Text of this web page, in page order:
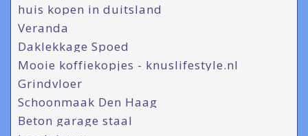
huis kopen in duitsland
Veranda
Daklekkage Spoed
Mooie koffiekopjes - knuslifestyle.nl
Grindvloer
Schoonmaak Den Haag
Beton garage staal